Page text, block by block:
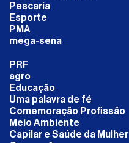
Pescaria
Esporte
PMA
mega-sena
PRF
agro
Educação
Uma palavra de fé
Comemoração Profissão
Meio Ambiente
Capilar e Saúde da Mulher